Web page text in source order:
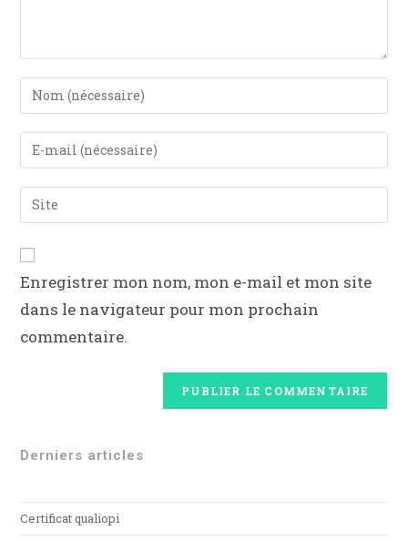
Enregistrer mon nom, mon e-mail et mon site
dans le navigateur pour mon prochain
commentaire.
Derniers articles
Certificat qualiopi